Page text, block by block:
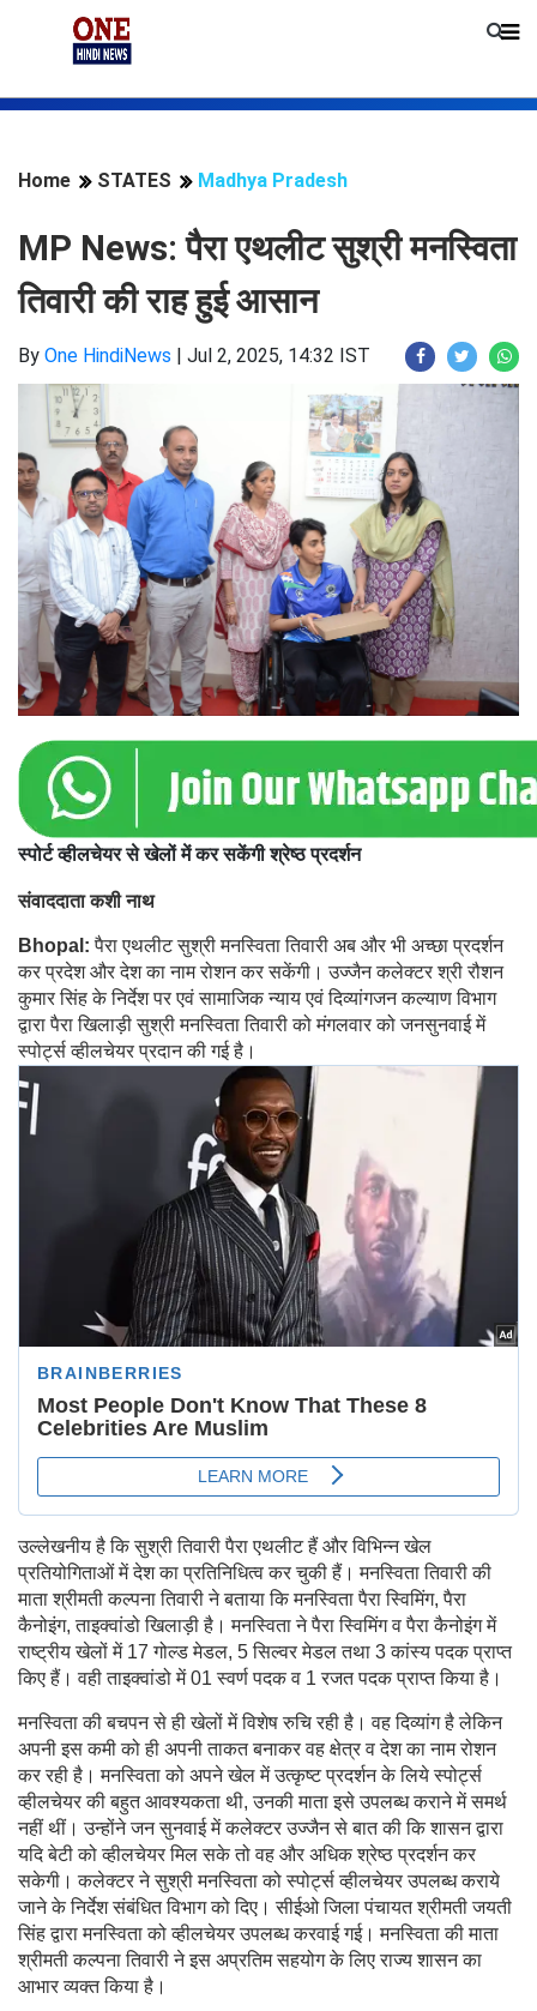
Home STATES Madhya Pradesh
MP News: पैरा एथलीट सुश्री मनस्विता
तिवारी की राह हुई आसान
By One HindiNews | Jul 2, 2025, 14:32 IST
स्पोर्ट व्हीलचेयर से खेलों में कर सकेंगी श्रेष्ठ प्रदर्शन
संवाददाता कशी नाथ
Bhopal: पैरा एथलीट सुश्री मनस्विता तिवारी अब और भी अच्छा प्रदर्शन
कर प्रदेश और देश का नाम रोशन कर सकेंगी। उज्जैन कलेक्टर श्री रौशन
कुमार सिंह के निर्देश पर एवं सामाजिक न्याय एवं दिव्यांगजन कल्याण विभाग
द्वारा पैरा खिलाड़ी सुश्री मनस्विता तिवारी को मंगलवार को जनसुनवाई में
स्पोर्ट्स व्हीलचेयर प्रदान की गई है।
उल्लेखनीय है कि सुश्री तिवारी पैरा एथलीट हैं और विभिन्न खेल
प्रतियोगिताओं में देश का प्रतिनिधित्व कर चुकी हैं। मनस्विता तिवारी की
माता श्रीमती कल्पना तिवारी ने बताया कि मनस्विता पैरा स्विमिंग, पैरा
कैनोइंग, ताइक्वांडो खिलाड़ी है। मनस्विता ने पैरा स्विमिंग व पैरा कैनोइंग में
राष्ट्रीय खेलों में 17 गोल्ड मेडल, 5 सिल्वर मेडल तथा 3 कांस्य पदक प्राप्त
किए हैं। वही ताइक्वांडो में 01 स्वर्ण पदक व 1 रजत पदक प्राप्त किया है।
मनस्विता की बचपन से ही खेलों में विशेष रुचि रही है। वह दिव्यांग है लेकिन
अपनी इस कमी को ही अपनी ताकत बनाकर वह क्षेत्र व देश का नाम रोशन
कर रही है। मनस्विता को अपने खेल में उत्कृष्ट प्रदर्शन के लिये स्पोर्ट्स
व्हीलचेयर की बहुत आवश्यकता थी, उनकी माता इसे उपलब्ध कराने में समर्थ
नहीं थीं। उन्होंने जन सुनवाई में कलेक्टर उज्जैन से बात की कि शासन द्वारा
यदि बेटी को व्हीलचेयर मिल सके तो वह और अधिक श्रेष्ठ प्रदर्शन कर
सकेगी। कलेक्टर ने सुश्री मनस्विता को स्पोर्ट्स व्हीलचेयर उपलब्ध कराये
जाने के निर्देश संबंधित विभाग को दिए। सीईओ जिला पंचायत श्रीमती जयती
सिंह द्वारा मनस्विता को व्हीलचेयर उपलब्ध करवाई गई। मनस्विता की माता
श्रीमती कल्पना तिवारी ने इस अप्रतिम सहयोग के लिए राज्य शासन का
आभार व्यक्त किया है।